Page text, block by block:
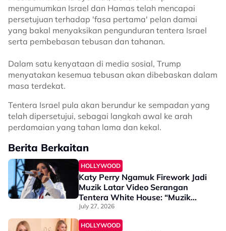
mengumumkan Israel dan Hamas telah mencapai
persetujuan terhadap 'fasa pertama' pelan damai
yang bakal menyaksikan pengunduran tentera Israel
serta pembebasan tebusan dan tahanan.
Dalam satu kenyataan di media sosial, Trump
menyatakan kesemua tebusan akan dibebaskan dalam
masa terdekat.
Tentera Israel pula akan berundur ke sempadan yang
telah dipersetujui, sebagai langkah awal ke arah
perdamaian yang tahan lama dan kekal.
Berita Berkaitan
HOLLYWOOD
Katy Perry Ngamuk Firework Jadi
Muzik Latar Video Serangan
Tentera White House: “Muzik
Saya Beri Harapan, Bukan…
July 27, 2026
HOLLYWOOD